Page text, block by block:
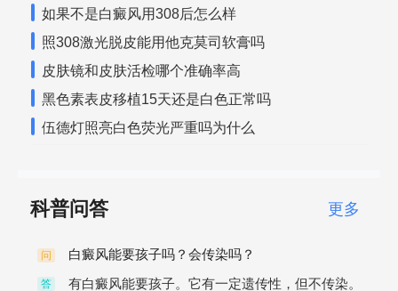
如果不是白癜风用308后怎么样
照308激光脱皮能用他克莫司软膏吗
皮肤镜和皮肤活检哪个准确率高
黑色素表皮移植15天还是白色正常吗
伍德灯照亮白色荧光严重吗为什么
科普问答 更多
问 白癜风能要孩子吗？会传染吗？
答
有白癜风能要孩子。它有一定遗传性，但不传染。